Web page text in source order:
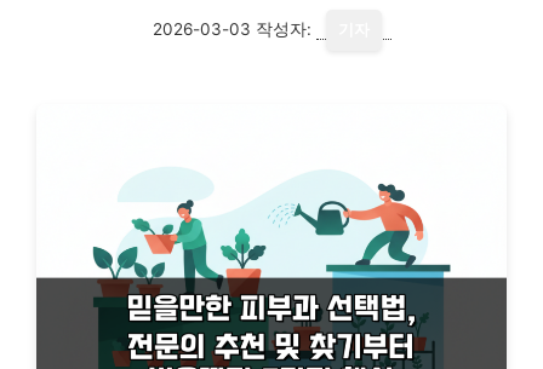
2026-03-03 작성자: